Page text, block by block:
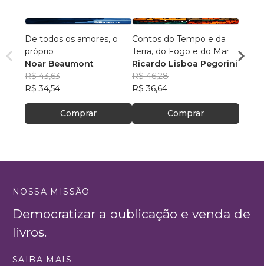
De todos os amores, o
próprio
Noar Beaumont
R$ 43,63
R$ 34,54
Comprar
Contos do Tempo e da
Terra, do Fogo e do Mar
Ricardo Lisboa Pegorini
R$ 46,28
R$ 36,64
Comprar
R$
NOSSA MISSÃO
Democratizar a publicação e venda de
livros.
SAIBA MAIS